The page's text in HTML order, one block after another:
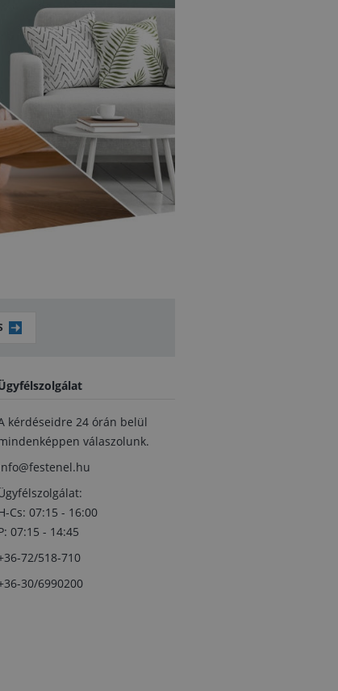
kérdéseidre 24 órán belül
válaszolunk.
Cs: 07:15 - 16:00
07:15 - 14:45
72/518-710
30/6990200